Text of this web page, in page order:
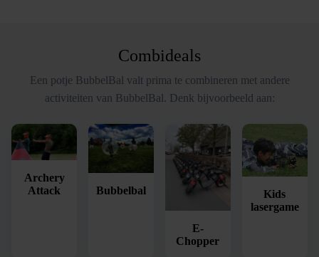
Combideals
Een potje BubbelBal valt prima te combineren met andere
activiteiten van BubbelBal. Denk bijvoorbeeld aan:
Archery
Attack
Bubbelbal
E-
Chopper
Kids
lasergame